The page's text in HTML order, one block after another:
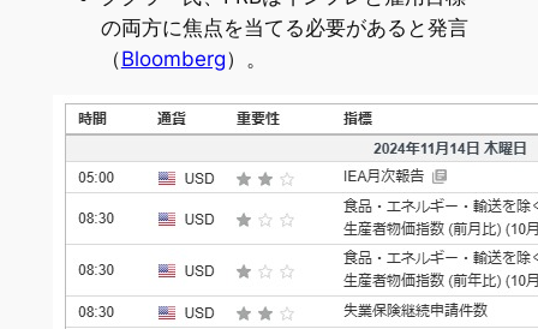
の両方に焦点を当てる必要があると発言
（Bloomberg）。